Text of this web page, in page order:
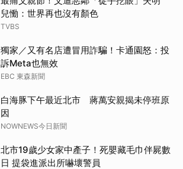
兒慟：世界再也沒有顏色
TVBS
獨家／又有名店遭冒用詐騙！卡通園怒：投
訴Meta也無效
EBC 東森新聞
白海豚下午最近北市 蔣萬安親揭未停班原
因
NOWNEWS今日新聞
北市19歲少女家中產子！死嬰藏毛巾伴屍數
日 提袋進派出所嚇壞警員